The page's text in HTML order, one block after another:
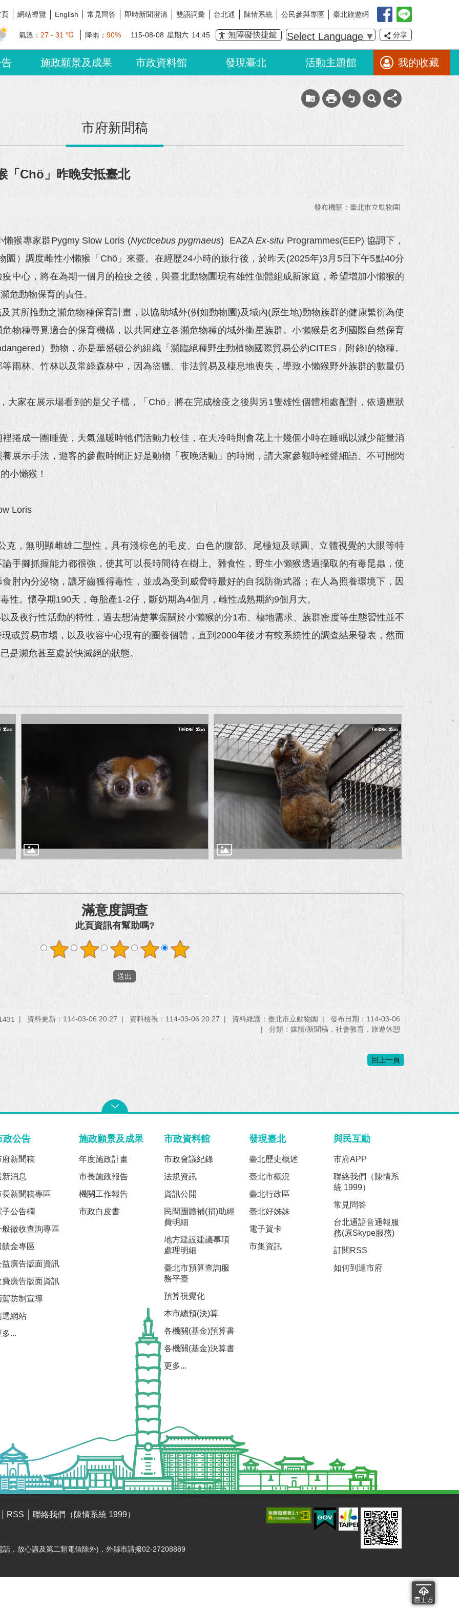
頁 網站導覽 English 常見問答 即時新聞澄清 雙語詞彙 台北通 陳情系統 公民參與專區 臺北旅遊網
氣溫： 27 - 31 ℃ 降雨： 90% 115-08-08 星期六 14:45 無障礙快捷鍵 Select Language ▼ 分享
施政願景及成果 市政資料館 發現臺北 活動主題館 我的收藏
市府新聞稿
「Chö」昨晚安抵臺北
發布機關：臺北市立動物園
猴專家群Pygmy Slow Loris (Nycticebus pygmaeus) EAZAEx-situ Programmes(EEP) 協調下，
園）調度雌性小懶猴「Chö」來臺。在經歷24小時的旅行後，於昨天(2025年)3月5日下午5點40分
中心，將在為期一個月的檢疫之後，與臺北動物園現有雄性個體組成新家庭，希望增加小懶猴的
危動物保育的責任。
其所推動之瀕危物種保育計畫，以協助域外(例如動物園)及域內(原生地)動物族群的健康繁衍為使
物種尋覓適合的保育機構，以共同建立各瀕危物種的域外衛星族群。小懶猴是名列國際自然保育
）動物，亦是華盛頓公約組織「瀕臨絕種野生動植物國際貿易公約CITES」附錄I的物種。
雨林、竹林以及常綠森林中，因為盜獵、非法貿易及棲息地喪失，導致小懶猴野外族群的數量仍
大家在展示場看到的是父子檔，「Chö」將在完成檢疫之後與另1隻雄性個體相處配對，依適應狀
捲成一團睡覺，天氣溫暖時牠們活動力較佳，在天冷時則會花上十幾個小時在睡眠以減少能量消
展示手法，遊客的參觀時間正好是動物「夜晚活動」的時間，請大家參觀時輕聲細語、不可開閃
小懶猴！
Loris
克，無明顯雌雄二型性，具有淺棕色的毛皮、白色的腹部、尾極短及頭圓、立體視覺的大眼等特
手腳抓握能力都很強，使其可以長時間待在樹上。雜食性，野生小懶猴透過攝取的有毒昆蟲，使
肘內分泌物，讓牙齒獲得毒性，並成為受到威脅時最好的自我防衛武器；在人為照養環境下，因
性。懷孕期190天，每胎產1-2仔，斷奶期為4個月，雌性成熟期約9個月大。
及夜行性活動的特性，過去想清楚掌握關於小懶猴的分1布、棲地需求、族群密度等生態習性並不
或貿易市場，以及收容中心現有的圈養個體，直到2000年後才有較系統性的調查結果發表，然而
是瀕危甚至處於快滅絕的狀態。
滿意度調查
此頁資訊有幫助嗎?
資料更新：114-03-06 20:27 資料檢視：114-03-06 20:27 資料維護：臺北市立動物園
發布日期：114-03-06
分類：媒體/新聞稿，社會教育，旅遊休憩
回上一頁
政公告
府新聞稿
新消息
長新聞稿專區
子公告欄
般徵收查詢專區
饋金專區
益廣告版面資訊
費廣告版面資訊
駕防制宣導
選網站
多...
施政願景及成果
年度施政計畫
市長施政報告
機關工作報告
市政白皮書
市政資料館
市政會議紀錄
法規資訊
資訊公開
民間團體補(捐)助經
費明細
地方建設建議事項
處理明細
臺北市預算查詢服
務平臺
預算視覺化
本市總預(決)算
各機關(基金)預算書
各機關(基金)決算書
更多...
發現臺北
臺北歷史概述
臺北市概況
臺北行政區
臺北好姊妹
電子賀卡
市集資訊
與民互動
市府APP
聯絡我們（陳情系
統 1999）
常見問答
台北通語音通報服
務(原Skype服務)
訂閱RSS
如何到達市府
RSS 聯絡我們（陳情系統 1999）
，放心講及第二類電信除外)，外縣市請撥02-27208889